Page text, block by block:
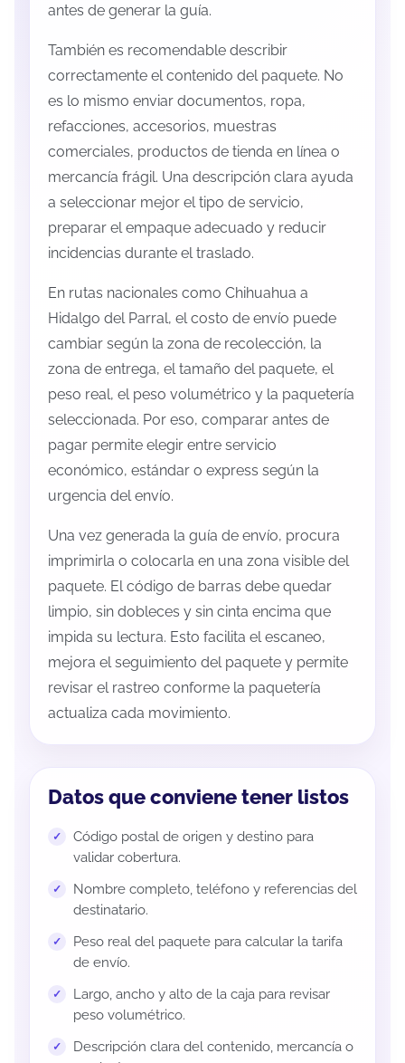
antes de generar la guía.
También es recomendable describir
correctamente el contenido del paquete. No
es lo mismo enviar documentos, ropa,
refacciones, accesorios, muestras
comerciales, productos de tienda en línea o
mercancía frágil. Una descripción clara ayuda
a seleccionar mejor el tipo de servicio,
preparar el empaque adecuado y reducir
incidencias durante el traslado.
En rutas nacionales como Chihuahua a
Hidalgo del Parral, el costo de envío puede
cambiar según la zona de recolección, la
zona de entrega, el tamaño del paquete, el
peso real, el peso volumétrico y la paquetería
seleccionada. Por eso, comparar antes de
pagar permite elegir entre servicio
económico, estándar o express según la
urgencia del envío.
Una vez generada la guía de envío, procura
imprimirla o colocarla en una zona visible del
paquete. El código de barras debe quedar
limpio, sin dobleces y sin cinta encima que
impida su lectura. Esto facilita el escaneo,
mejora el seguimiento del paquete y permite
revisar el rastreo conforme la paquetería
actualiza cada movimiento.
Datos que conviene tener listos
Código postal de origen y destino para
validar cobertura.
Nombre completo, teléfono y referencias del
destinatario.
Peso real del paquete para calcular la tarifa
de envío.
Largo, ancho y alto de la caja para revisar
peso volumétrico.
Descripción clara del contenido, mercancía o